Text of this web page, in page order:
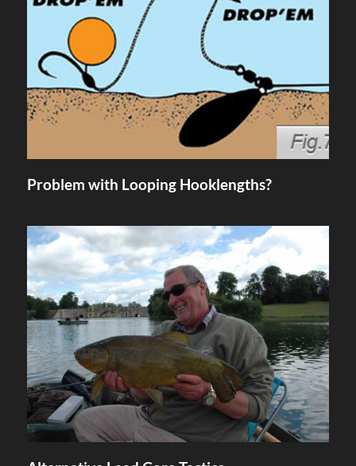
Problem with Looping Hooklengths?